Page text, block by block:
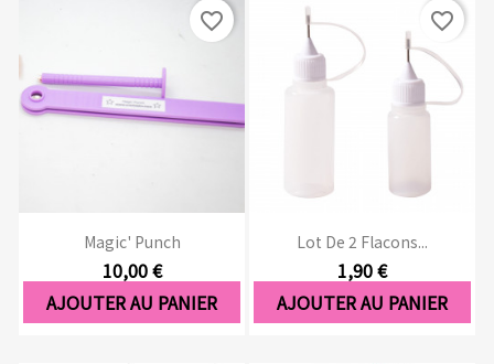
Magic' Punch
10,00 €
AJOUTER AU PANIER
favorite_border
Lot De 2 Flacons...
1,90 €
AJOUTER AU PANIER
favorite_border